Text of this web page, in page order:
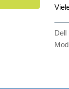
Dell